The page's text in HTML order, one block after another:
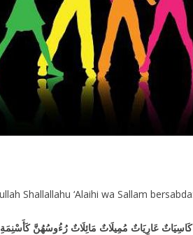
Shallallahu ‘Alaihi wa Sallam bersabda:
عَارِيَاتٌ مُمِيلَاتٌ مَائِلَاتٌ رُءُوسُهُنَّ كَأَسْنِمَةِ